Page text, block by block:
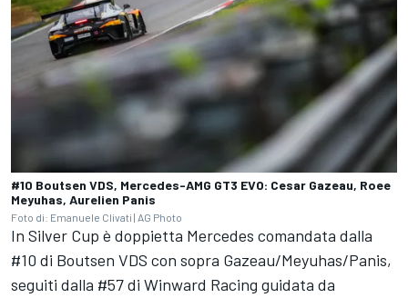
#10 Boutsen VDS, Mercedes-AMG GT3 EVO: Cesar Gazeau, Roee
Meyuhas, Aurelien Panis
Foto di: Emanuele Clivati | AG Photo
In Silver Cup è doppietta Mercedes comandata dalla
#10 di Boutsen VDS con sopra Gazeau/Meyuhas/Panis,
seguiti dalla #57 di Winward Racing guidata da